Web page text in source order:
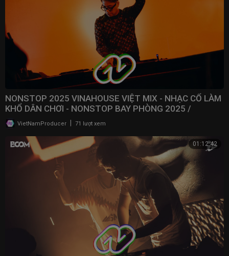
NONSTOP 2025 VINAHOUSE VIỆT MIX - NHẠC CỔ LÀM
KHỔ DÂN CHƠI - NONSTOP BAY PHÒNG 2025 /
@NONSTOPVNDJ
VietNamProducer | 71 lượt xem
01:12:42